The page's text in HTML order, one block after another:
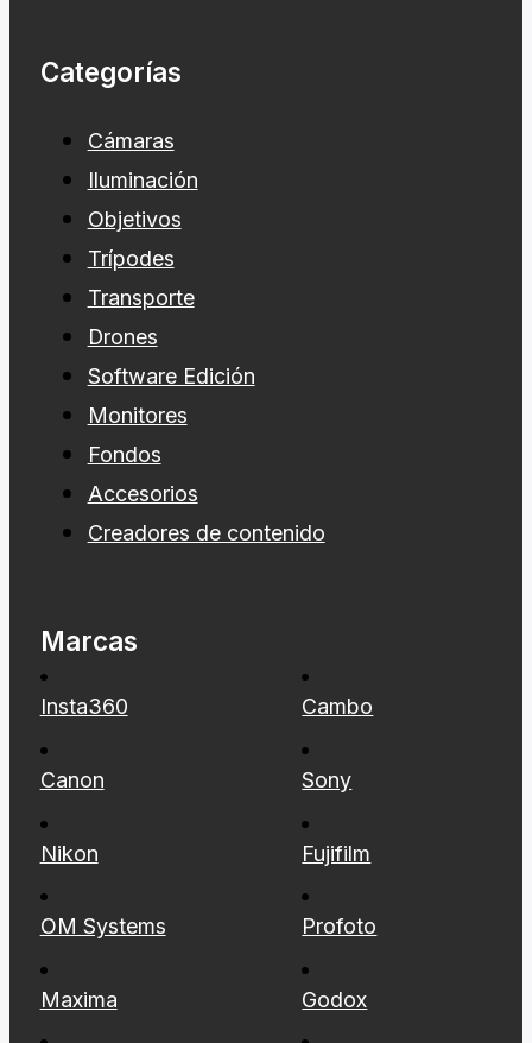
Categorías
Cámaras
Iluminación
Objetivos
Trípodes
Transporte
Drones
Software Edición
Monitores
Fondos
Accesorios
Creadores de contenido
Marcas
Insta360 Cambo
Canon Sony
Nikon Fujifilm
OM Systems Profoto
Maxima Godox